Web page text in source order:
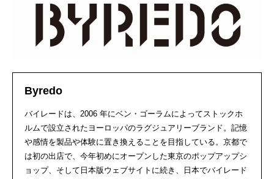
Byredo
バイレードは、2006 年にベン・ゴーラムによってストックホ
ルムで設立されたヨーロッパのラグジュアリーブランド。記憶
や感情を製品や体験に置き換えることを目指している。京都で
は初の出店で、今年初めにオープンした東京のポップアップシ
ョップ、そして日本版ウェブサイトに続き、日本でバイレード